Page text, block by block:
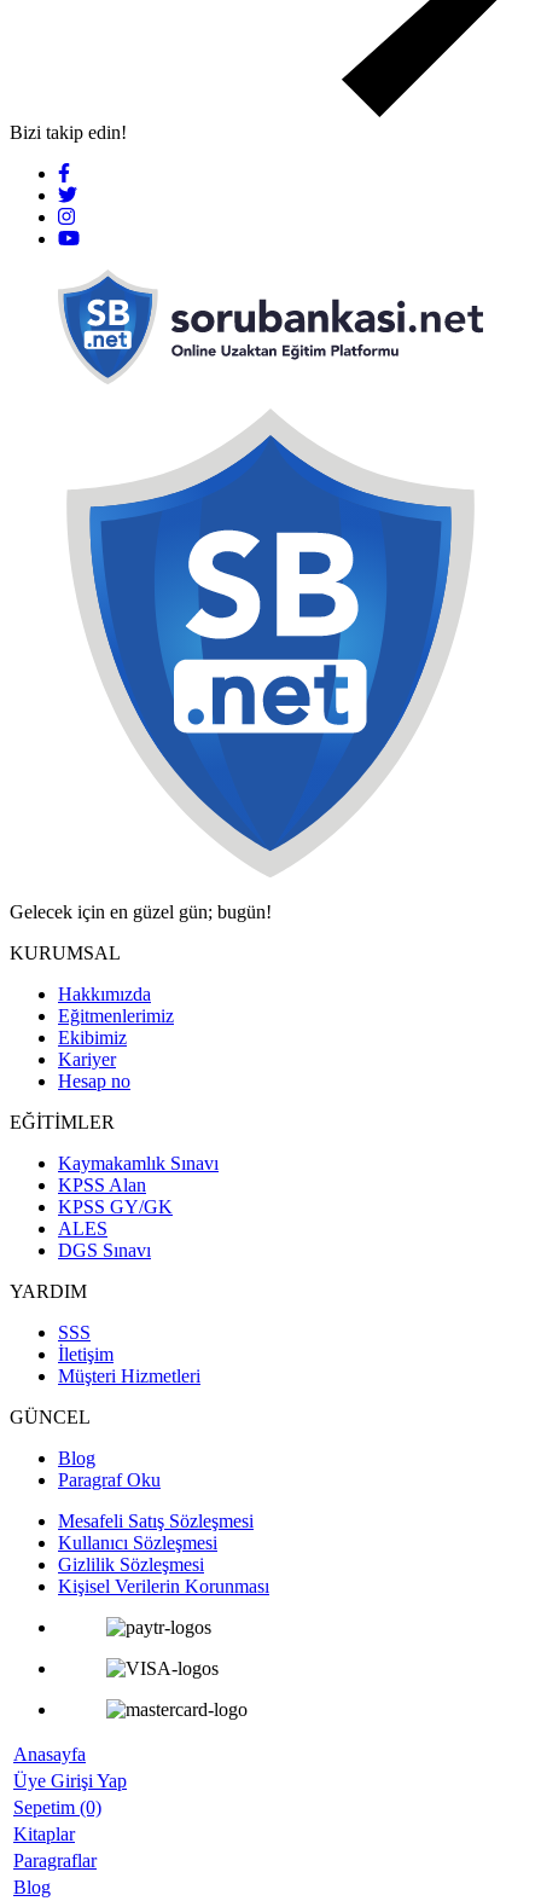
Bizi takip edin!
Gelecek için en güzel gün; bugün!
KURUMSAL
Hakkımızda
Eğitmenlerimiz
Ekibimiz
Kariyer
Hesap no
EĞİTİMLER
Kaymakamlık Sınavı
KPSS Alan
KPSS GY/GK
ALES
DGS Sınavı
YARDIM
SSS
İletişim
Müşteri Hizmetleri
GÜNCEL
Blog
Paragraf Oku
Mesafeli Satış Sözleşmesi
Kullanıcı Sözleşmesi
Gizlilik Sözleşmesi
Kişisel Verilerin Korunması
Anasayfa
Üye Girişi Yap
Sepetim (0)
Kitaplar
Paragraflar
Blog